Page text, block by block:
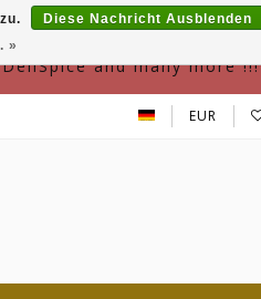
and many more !!!
EUR
Diese Nachricht Ausblenden
»